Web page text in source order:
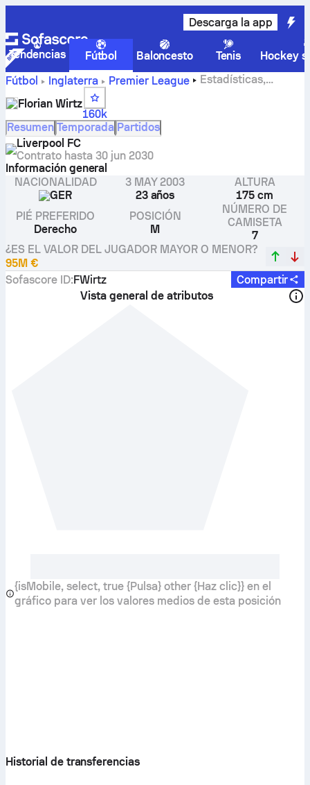
Descarga la app
Tendencias Fútbol Baloncesto Tenis
Hockey
Fútbol
Inglaterra Premier League
Estadísticas,
clasificación y goles de Florian Wirtz
Florian Wirtz
160k
Resumen Temporada Partidos
Liverpool FC
Contrato hasta 30 jun 2030
Información general
NACIONALIDAD
GER
3 MAY 2003
23 años
ALTURA
175 cm
PIÉ PREFERIDO
Derecho
POSICIÓN
M
NÚMERO DE
CAMISETA
7
¿ES EL VALOR DEL JUGADOR MAYOR O MENOR?
95M €
Sofascore ID:FWirtz
Compartir
Vista general de atributos
{isMobile, select, true {Pulsa} other {Haz clic}} en el
gráfico para ver los valores medios de esta posición
Historial de transferencias